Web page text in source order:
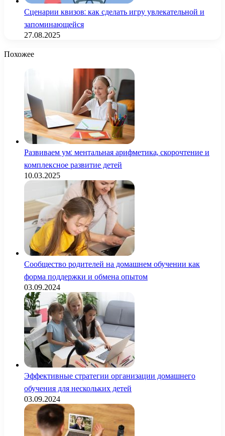
Сценарии квизов: как сделать игру увлекательной и
запоминающейся
27.08.2025
Похожее
Развиваем ум: ментальная арифметика, скорочтение и
комплексное развитие детей
10.03.2025
Сообщество родителей на домашнем обучении как
форма поддержки и обмена опытом
03.09.2024
Эффективные стратегии организации домашнего
обучения для нескольких детей
03.09.2024